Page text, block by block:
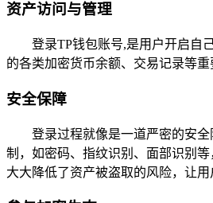
资产访问与管理
登录TP钱包账号,是用户开启自
的各类加密货币余额、交易记录等
安全保障
登录过程就像是一道严密的安
制，如密码、指纹识别、面部识别
大大降低了资产被盗取的风险，让